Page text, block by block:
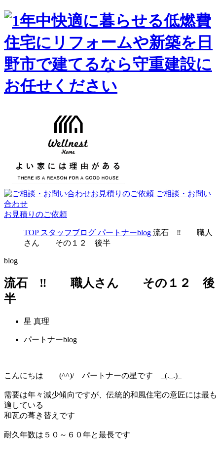
ご相談・お問い
合わせ
お見積りのご依頼
TOP スタッフブログ パートナーblog 流石 ‼ 職人
さん その１２ 後半
blog
流石 ‼ 職人さん その１２ 後
半
星 真理
パートナーblog
こんにちは (^^)/ パートナーの星です _(._.)_
需要は年々減少傾向ですが、伝統的和風住宅の意匠には最も
適している
和瓦の葺き替えです
耐久年数は５０～６０年と最長です